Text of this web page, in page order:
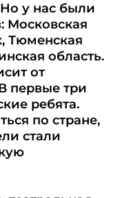
у нас были
Московская
Тюменская
область.
от
первые три
ребята.
по стране,
стали